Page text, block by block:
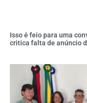
Isso é feio para uma
critica falta de anúncio